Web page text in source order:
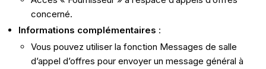
concerné.
Informations complémentaires :
Vous pouvez utiliser la fonction Messages de salle
d’appel d’offres pour envoyer un message général à